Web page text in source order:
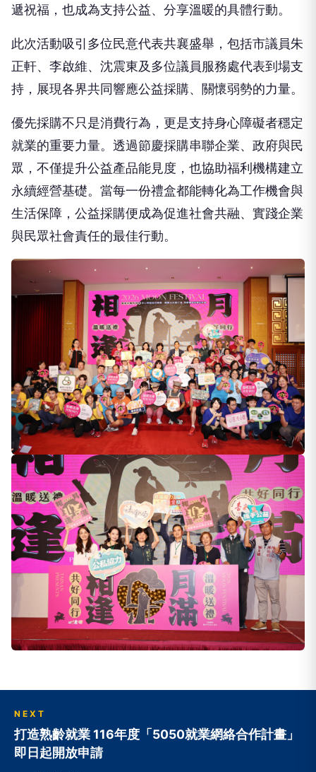
遞祝福，也成為支持公益、分享溫暖的具體行動。
此次活動吸引多位民意代表共襄盛舉，包括市議員朱
正軒、李啟維、沈震東及多位議員服務處代表到場支
持，展現各界共同響應公益採購、關懷弱勢的力量。
優先採購不只是消費行為，更是支持身心障礙者穩定
就業的重要力量。透過節慶採購串聯企業、政府與民
眾，不僅提升公益產品能見度，也協助福利機構建立
永續經營基礎。當每一份禮盒都能轉化為工作機會與
生活保障，公益採購便成為促進社會共融、實踐企業
與民眾社會責任的最佳行動。
NEXT
打造熟齡就業 116年度「5050就業網絡合作計畫」
即日起開放申請